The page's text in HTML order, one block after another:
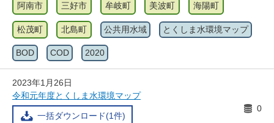
阿南市 三好市 牟岐町 美波町 海陽町
松茂町 北島町 公共用水域 とくしま水環境マップ
BOD COD 2020
2023年1月26日
令和元年度とくしま水環境マップ
一括ダウンロード(1件)
0